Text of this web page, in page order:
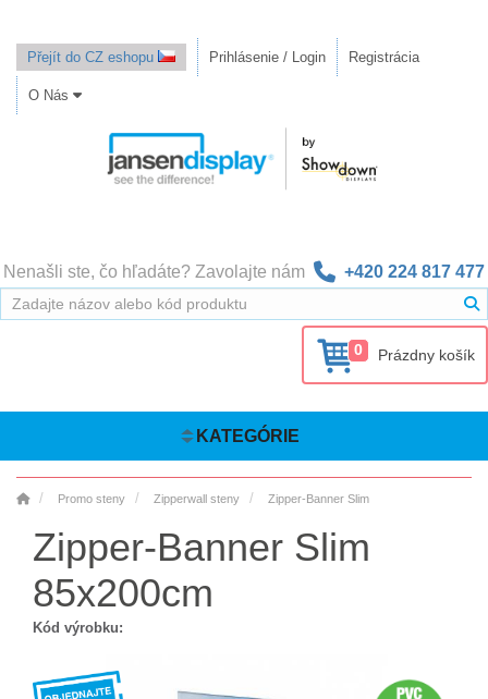
Přejít do CZ eshopu Prihlásenie / Login Registrácia
O Nás
Nenašli ste, čo hľadáte? Zavolajte nám +420 224 817 477
0 Prázdny košík
KATEGÓRIE
Promo steny Zipperwall steny Zipper-Banner Slim
Zipper-Banner Slim
85x200cm
Kód výrobku: